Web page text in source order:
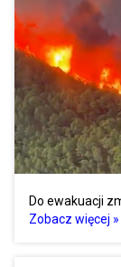
Do ewakuacji
Zobacz więcej »